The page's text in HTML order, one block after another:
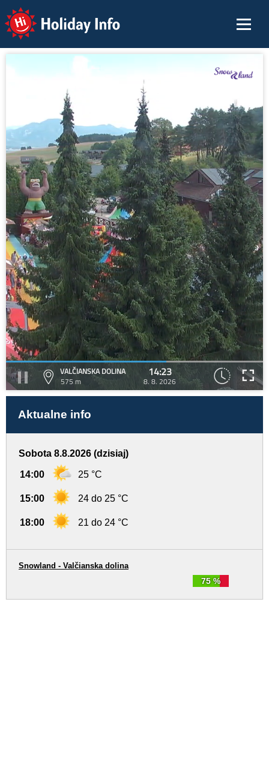
Holiday Info
VALČIANSKA DOLINA
575 m
14:23
8. 8. 2026
Aktualne info
Sobota 8.8.2026 (dzisiaj)
14:00 25 °C
15:00 24 do 25 °C
18:00 21 do 24 °C
75 %
Snowland - Valčianska dolina